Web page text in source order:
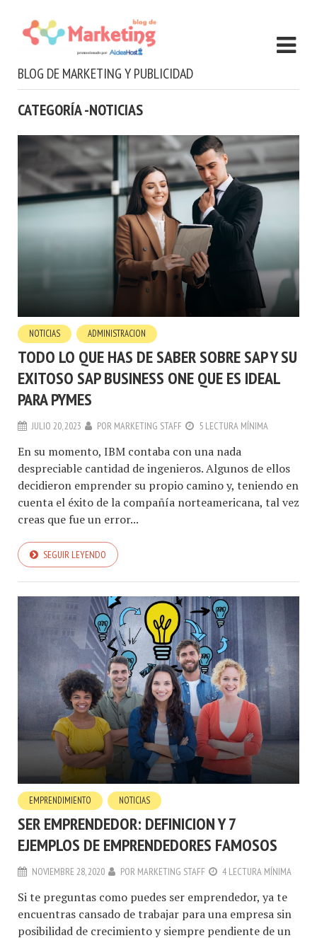
BLOG DE MARKETING Y PUBLICIDAD
CATEGORÍA -NOTICIAS
NOTICIAS ADMINISTRACION
TODO LO QUE HAS DE SABER SOBRE SAP Y SU
EXITOSO SAP BUSINESS ONE QUE ES IDEAL
PARA PYMES
JULIO 20, 2023 POR MARKETING STAFF 5 LECTURA MÍNIMA
En su momento, IBM contaba con una nada
despreciable cantidad de ingenieros. Algunos de ellos
decidieron emprender su propio camino y, teniendo en
cuenta el éxito de la compañía norteamericana, tal vez
creas que fue un error...
SEGUIR LEYENDO
EMPRENDIMIENTO NOTICIAS
SER EMPRENDEDOR: DEFINICION Y 7
EJEMPLOS DE EMPRENDEDORES FAMOSOS
NOVIEMBRE 28, 2020 POR MARKETING STAFF 4 LECTURA MÍNIMA
Si te preguntas como puedes ser emprendedor, ya te
encuentras cansado de trabajar para una empresa sin
posibilidad de crecimiento y siempre pendiente de un